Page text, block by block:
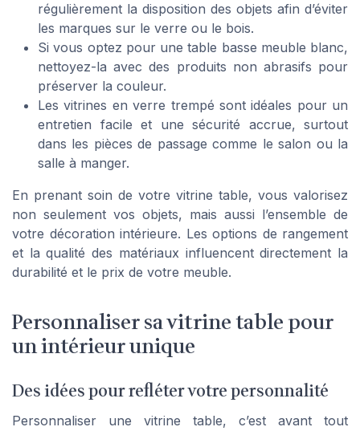
régulièrement la disposition des objets afin d’éviter
les marques sur le verre ou le bois.
Si vous optez pour une table basse meuble blanc,
nettoyez-la avec des produits non abrasifs pour
préserver la couleur.
Les vitrines en verre trempé sont idéales pour un
entretien facile et une sécurité accrue, surtout
dans les pièces de passage comme le salon ou la
salle à manger.
En prenant soin de votre vitrine table, vous valorisez
non seulement vos objets, mais aussi l’ensemble de
votre décoration intérieure. Les options de rangement
et la qualité des matériaux influencent directement la
durabilité et le prix de votre meuble.
Personnaliser sa vitrine table pour
un intérieur unique
Des idées pour refléter votre personnalité
Personnaliser une vitrine table, c’est avant tout